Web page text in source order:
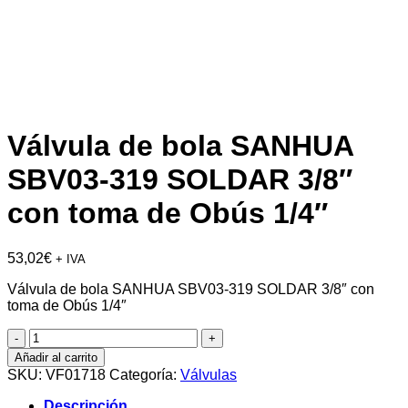
Válvula de bola SANHUA
SBV03-319 SOLDAR 3/8″
con toma de Obús 1/4″
53,02€ + IVA
Válvula de bola SANHUA SBV03-319 SOLDAR 3/8″ con
toma de Obús 1/4″
Válvula
de
bola
SANHUA
SBV03-
Añadir al carrito
SKU: VF01718 Categoría: Válvulas